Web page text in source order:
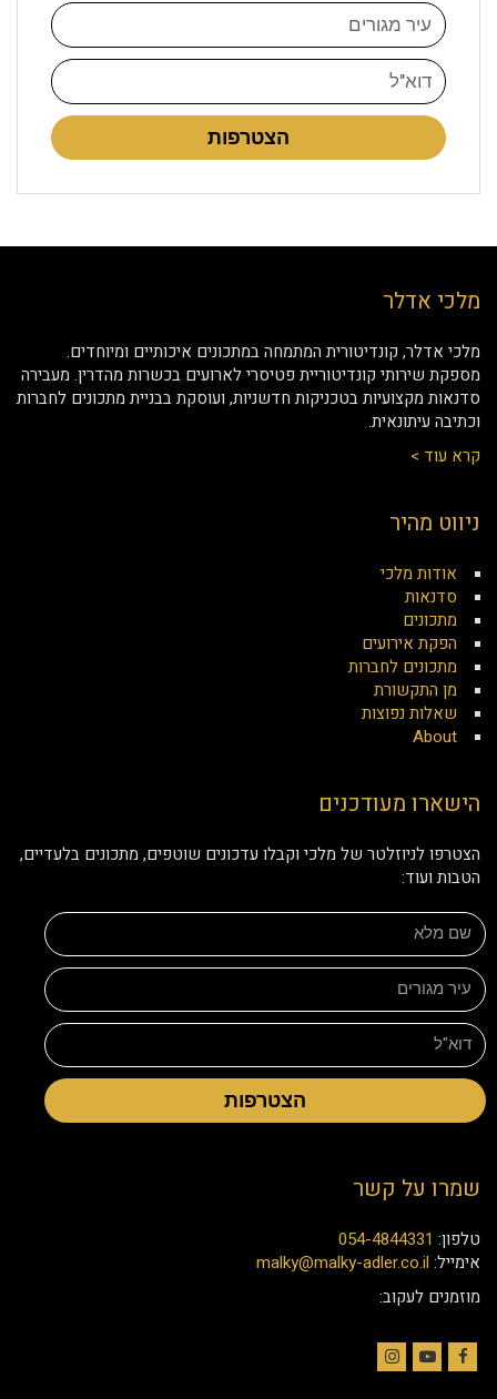
הצטרפות
מלכי אדלר
מלכי אדלר, קונדיטורית המתמחה במתכונים איכותיים ומיוחדים.
מספקת שירותי קונדיטוריית פטיסרי לארועים בכשרות מהדרין. מעבירה
סדנאות מקצועיות בטכניקות חדשניות, ועוסקת בבניית מתכונים לחברות
וכתיבה עיתונאית.
קרא עוד >
ניווט מהיר
אודות מלכי
סדנאות
מתכונים
הפקת אירועים
מתכונים לחברות
מן התקשורת
שאלות נפוצות
About
הישארו מעודכנים
הצטרפו לניוזלטר של מלכי וקבלו עדכונים שוטפים, מתכונים בלעדיים,
הטבות ועוד:
הצטרפות
שמרו על קשר
טלפון: 054-4844331
אימייל: malky@malky-adler.co.il
מוזמנים לעקוב: